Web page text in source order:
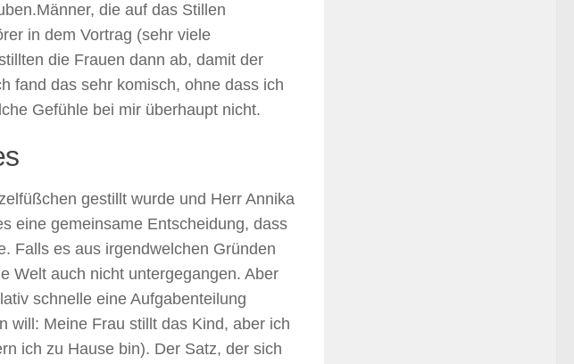
die auf das Stillen
in dem Vortrag (sehr viele
die Frauen dann ab, damit der
fand das sehr komisch, ohne dass ich
Gefühle bei mir überhaupt nicht.
gestillt wurde und Herr Annika
eine gemeinsame Entscheidung, dass
Falls es aus irgendwelchen Gründen
Welt auch nicht untergegangen. Aber
schnelle eine Aufgabenteilung
will: Meine Frau stillt das Kind, aber ich
ich zu Hause bin). Der Satz, der sich